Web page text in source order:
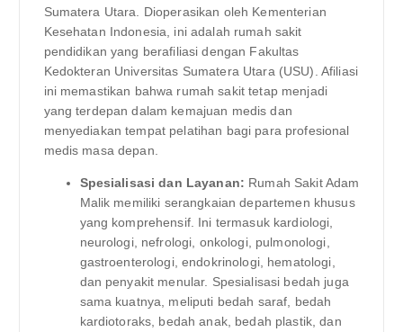
Sumatera Utara. Dioperasikan oleh Kementerian
Kesehatan Indonesia, ini adalah rumah sakit
pendidikan yang berafiliasi dengan Fakultas
Kedokteran Universitas Sumatera Utara (USU). Afiliasi
ini memastikan bahwa rumah sakit tetap menjadi
yang terdepan dalam kemajuan medis dan
menyediakan tempat pelatihan bagi para profesional
medis masa depan.
Spesialisasi dan Layanan: Rumah Sakit Adam
Malik memiliki serangkaian departemen khusus
yang komprehensif. Ini termasuk kardiologi,
neurologi, nefrologi, onkologi, pulmonologi,
gastroenterologi, endokrinologi, hematologi,
dan penyakit menular. Spesialisasi bedah juga
sama kuatnya, meliputi bedah saraf, bedah
kardiotoraks, bedah anak, bedah plastik, dan